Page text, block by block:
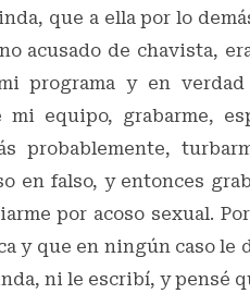
que a ella por lo
acusado de chavista,
programa y en verdad
equipo, grabarme,
probablemente,
en falso, y entonces
por acoso sexual.
y que en ningún caso le
ni le escribí, y pensé